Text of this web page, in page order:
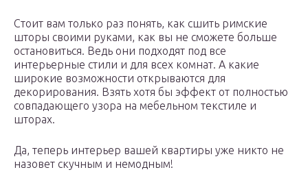
Стоит вам только раз понять, как сшить римские
шторы своими руками, как вы не сможете больше
остановиться. Ведь они подходят под все
интерьерные стили и для всех комнат. А какие
широкие возможности открываются для
декорирования. Взять хотя бы эффект от полностью
совпадающего узора на мебельном текстиле и
шторах.
Да, теперь интерьер вашей квартиры уже никто не
назовет скучным и немодным!